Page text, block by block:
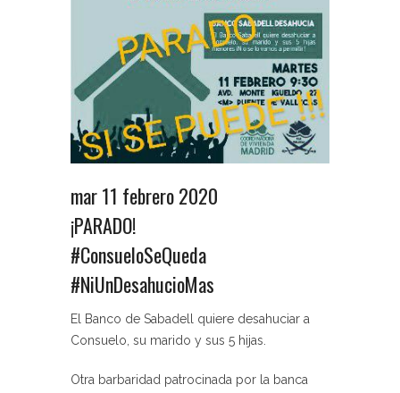
mar 11 febrero 2020
¡PARADO!
#ConsueloSeQueda
#NiUnDesahucioMas
El Banco de Sabadell quiere desahuciar a
Consuelo, su marido y sus 5 hijas.
Otra barbaridad patrocinada por la banca